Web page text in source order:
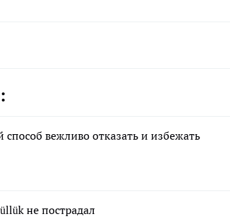
вежливо отказать и избежать
не пострадал